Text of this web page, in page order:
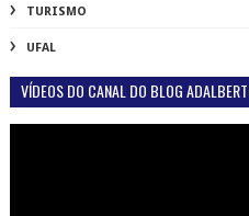
TURISMO
UFAL
VÍDEOS DO CANAL DO BLOG